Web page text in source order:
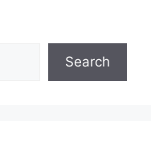
Search